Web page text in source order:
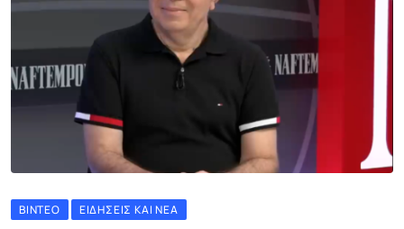
ΒΊΝΤΕΟ ΕΙΔΉΣΕΙΣ ΚΑΙ ΝΈΑ